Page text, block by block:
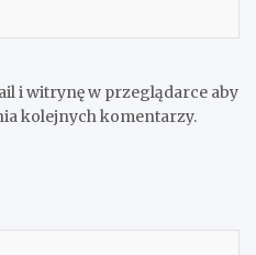
i witrynę w przeglądarce aby
kolejnych komentarzy.